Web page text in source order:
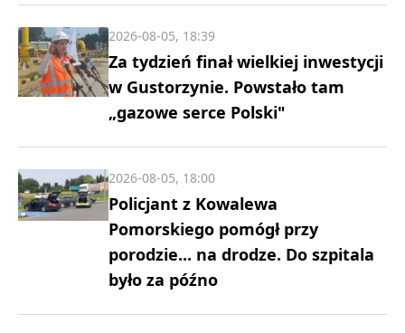
Za tydzień finał wielkiej inwestycji
w Gustorzynie. Powstało tam
„gazowe serce Polski"
2026-08-05, 18:39
Policjant z Kowalewa
Pomorskiego pomógł przy
porodzie... na drodze. Do szpitala
było za późno
2026-08-05, 18:00